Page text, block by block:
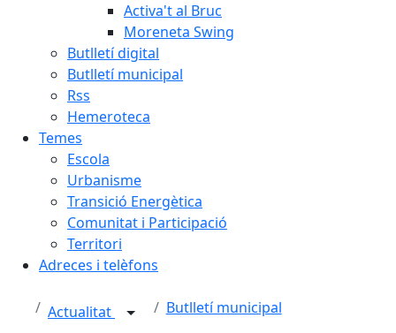
Activa't al Bruc
Moreneta Swing
Butlletí digital
Butlletí municipal
Rss
Hemeroteca
Temes
Escola
Urbanisme
Transició Energètica
Comunitat i Participació
Territori
Adreces i telèfons
Actualitat Butlletí municipal